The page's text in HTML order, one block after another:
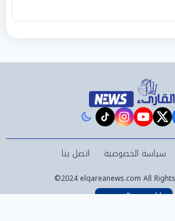
twitter
youtube
instagram
tiktok
سياسة الخصوصية اتصل بنا
©2024 elqareanews.com All
Powered by